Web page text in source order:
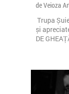
de Veioza
Trupa
și
DE